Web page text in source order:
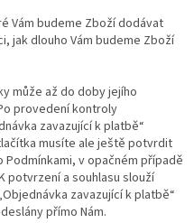
Vám budeme Zboží dodávat
jak dlouho Vám budeme Zboží
může až do doby jejího
provedení kontroly
zavazující k platbě“
musíte ale ještě potvrdit
Podmínkami, v opačném případě
potvrzení a souhlasu slouží
zavazující k platbě“
přímo Nám.